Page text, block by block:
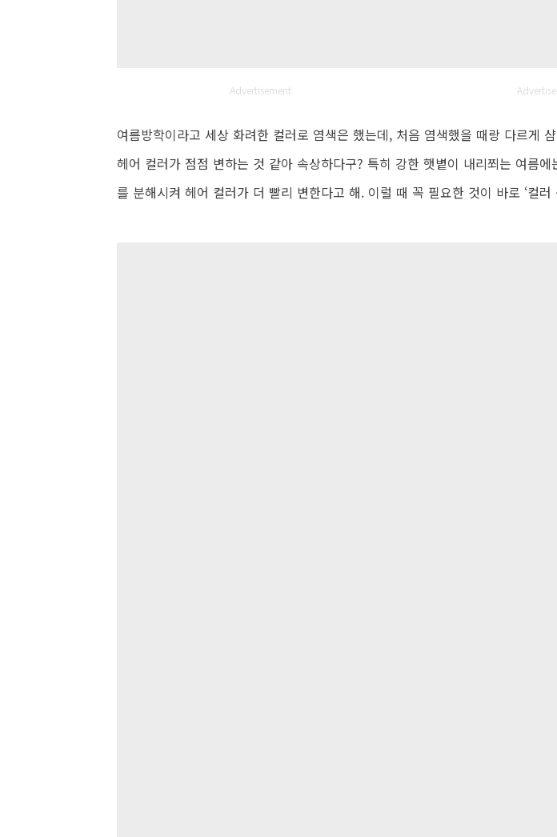
Advertisement
여름방학이라고 세상 화려한 컬러로 염색은 했는데, 처음 염색했을 때랑 다르게
헤어 컬러가 점점 변하는 것 같아 속상하다구? 특히 강한 햇볕이 내리쬐는 여름
를 분해시켜 헤어 컬러가 더 빨리 변한다고 해. 이럴 때 꼭 필요한 것이 바로 ‘컬러